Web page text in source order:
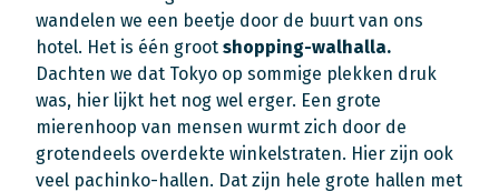
wandelen we een beetje door de buurt van ons
hotel. Het is één groot shopping-walhalla.
Dachten we dat Tokyo op sommige plekken druk
was, hier lijkt het nog wel erger. Een grote
mierenhoop van mensen wurmt zich door de
grotendeels overdekte winkelstraten. Hier zijn ook
veel pachinko-hallen. Dat zijn hele grote hallen met